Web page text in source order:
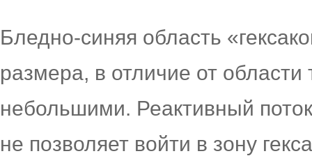
Бледно-синяя область
размера, в отличие от
небольшими. Реактивный
не позволяет войти в зону